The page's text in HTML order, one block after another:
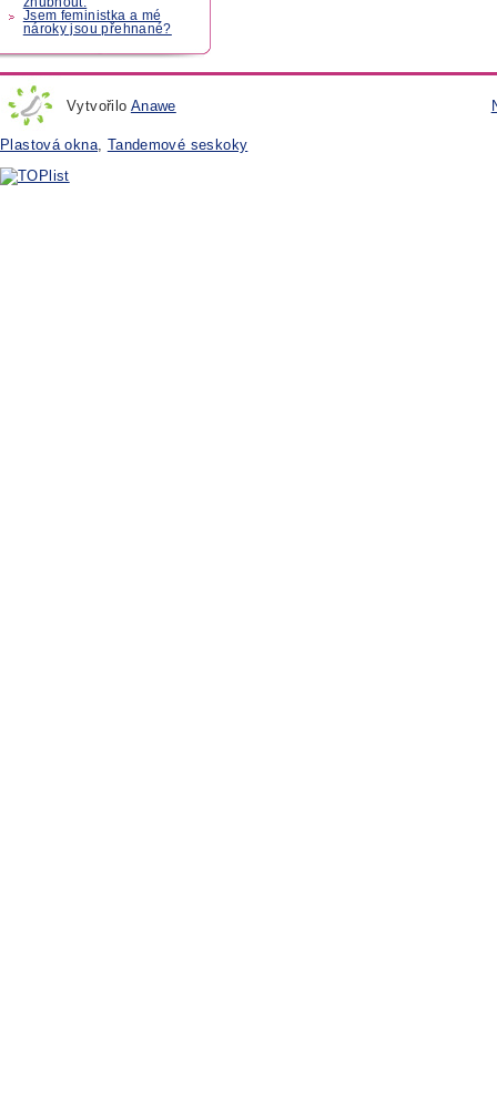
Jsem feministka a mé
nároky jsou přehnané?
Vytvořilo Anawe
Plastová okna, Tandemové seskoky